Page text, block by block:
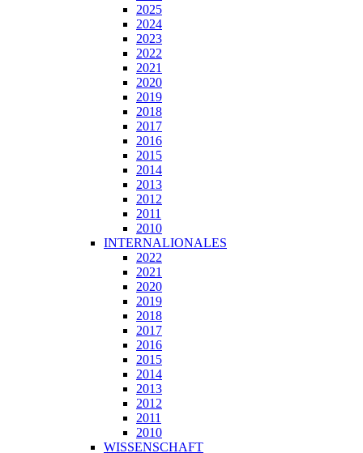
2025
2024
2023
2022
2021
2020
2019
2018
2017
2016
2015
2014
2013
2012
2011
2010
INTERNALIONALES
2022
2021
2020
2019
2018
2017
2016
2015
2014
2013
2012
2011
2010
WISSENSCHAFT